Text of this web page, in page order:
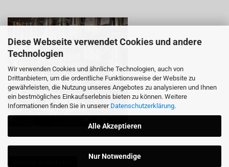
Diese Webseite verwendet Cookies und andere
Technologien
Wir verwenden Cookies und ähnliche Technologien, auch von
Drittanbietern, um die ordentliche Funktionsweise der Website zu
gewährleisten, die Nutzung unseres Angebotes zu analysieren und Ihnen
ein bestmögliches Einkaufserlebnis bieten zu können. Weitere
Informationen finden Sie in unserer Datenschutzerklärung.
Alle Akzeptieren
Nur Notwendige